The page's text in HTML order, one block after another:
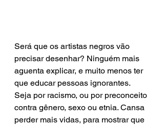
Será que os artistas negros vão
precisar desenhar? Ninguém mais
aguenta explicar, e muito menos ter
que educar pessoas ignorantes.
Seja por racismo, ou por preconceito
contra gênero, sexo ou etnia. Cansa
perder mais vidas, para mostrar que